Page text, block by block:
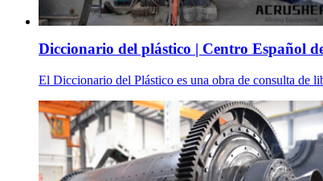
Diccionario del plástico | Centro Español
El Diccionario del Plástico es una obra de consulta de